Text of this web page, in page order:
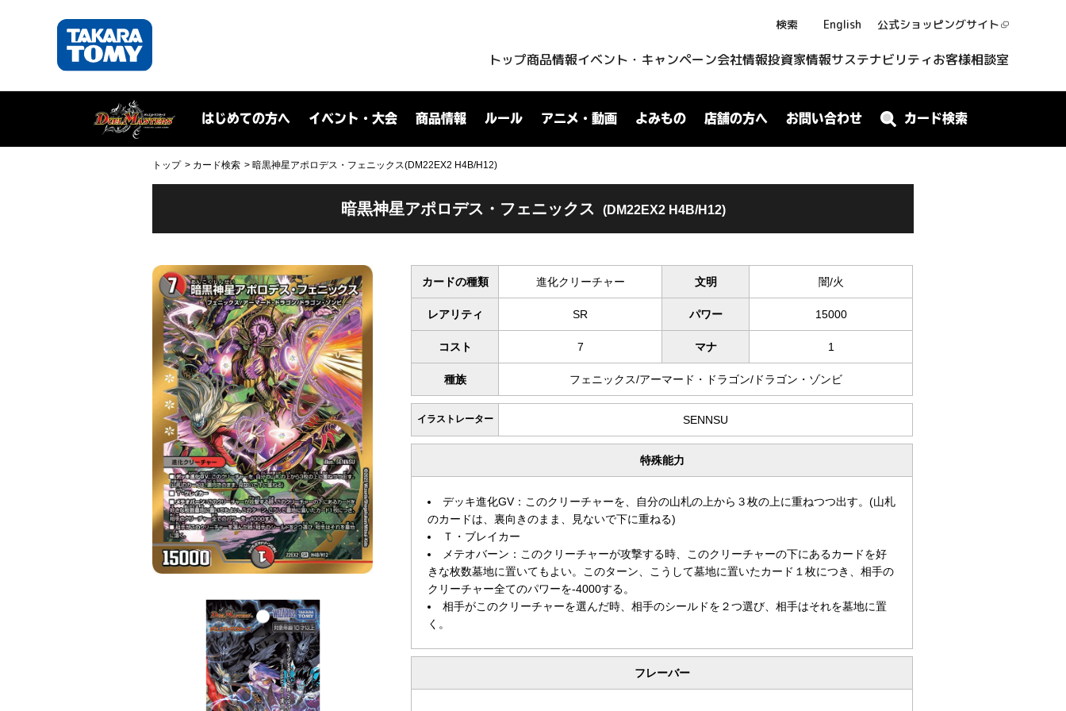
検索 English 公式ショッピングサイト
トップ商品情報イベント・キャンペーン会社情報投資家情報サステナビリティお客様相談室
はじめての方へ イベント・大会 商品情報 ルール アニメ・動画 よみもの 店舗の方へ お問い合わせ カード検索
トップ カード検索 暗黒神星アポロデス・フェニックス(DM22EX2 H4B/H12)
暗黒神星アポロデス・フェニックス (DM22EX2 H4B/H12)
カードの種類 進化クリーチャー 文明 闇/火
レアリティ SR パワー 15000
コスト 7 マナ 1
種族 フェニックス/アーマード・ドラゴン/ドラゴン・ゾンビ
イラストレーター SENNSU
特殊能力
デッキ進化GV：このクリーチャーを、自分の山札の上から３枚の上に重ねつつ出す。(山札
のカードは、裏向きのまま、見ないで下に重ねる)
Ｔ・ブレイカー
メテオバーン：このクリーチャーが攻撃する時、このクリーチャーの下にあるカードを好
きな枚数墓地に置いてもよい。このターン、こうして墓地に置いたカード１枚につき、相手の
クリーチャー全てのパワーを-4000する。
相手がこのクリーチャーを選んだ時、相手のシールドを２つ選び、相手はそれを墓地に置
く。
フレーバー